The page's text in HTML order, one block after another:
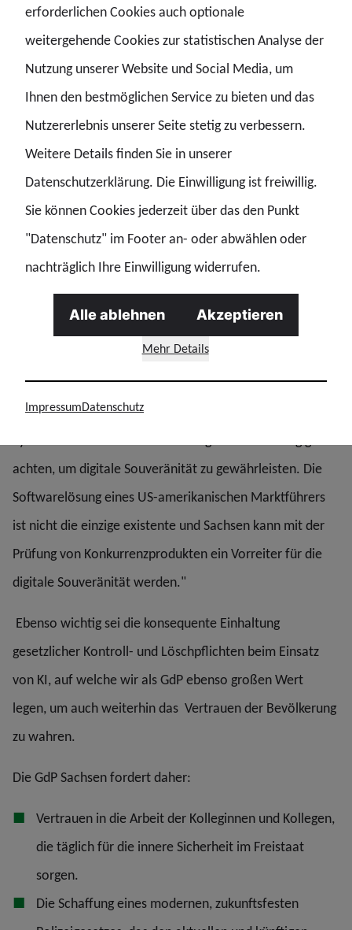
Um diesen Phänomenen wirksam begegnen zu können,
braucht die Polizei auch die entsprechenden rechtlichen
Grundlagen. Dazu gehören unter anderem der Einsatz
moderner Technologien wie automatisierte
Datenanalysen, biometrische Abgleiche öffentlich
zugänglicher Daten sowie die Anwendung Künstlicher
Intelligenz.
Auch aus fachlicher Sicht wurde die Bedeutung dieser
Instrumente unterstrichen. Der
Digitalisierungsverantwortliche der GdP Sachsen, Manuel
Barthelmes, machte deutlich: "Automatisierte
Datenanalysen schaffen keine neuen Verdachtsmomente,
sondern unterstützen die tägliche Polizeiarbeit effizient.
Zugleich muss Sachsen bei der Auswahl entsprechender
achten, um digitale Souveränität zu gewährleisten. Die
Softwarelösung eines US-amerikanischen Marktführers
ist nicht die einzige existente und Sachsen kann mit der
Prüfung von Konkurrenzprodukten ein Vorreiter für die
digitale Souveränität werden."
Ebenso wichtig sei die konsequente Einhaltung
gesetzlicher Kontroll- und Löschpflichten beim Einsatz
von KI, auf welche wir als GdP ebenso großen Wert
legen, um auch weiterhin das Vertrauen der Bevölkerung
zu wahren.
Die GdP Sachsen fordert daher:
Vertrauen in die Arbeit der Kolleginnen und Kollegen,
die täglich für die innere Sicherheit im Freistaat
sorgen.
Die Schaffung eines modernen, zukunftsfesten
erforderlichen Cookies auch optionale
weitergehende Cookies zur statistischen Analyse der
Nutzung unserer Website und Social Media, um
Ihnen den bestmöglichen Service zu bieten und das
Nutzererlebnis unserer Seite stetig zu verbessern.
Weitere Details finden Sie in unserer
Datenschutzerklärung. Die Einwilligung ist freiwillig.
Sie können Cookies jederzeit über das den Punkt
"Datenschutz" im Footer an- oder abwählen oder
nachträglich Ihre Einwilligung widerrufen.
Mehr Details
Alle ablehnen Akzeptieren
ImpressumDatenschutz